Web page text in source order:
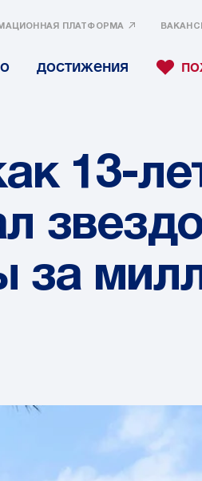
ПЛАТФОРМА
достижения
13-
за